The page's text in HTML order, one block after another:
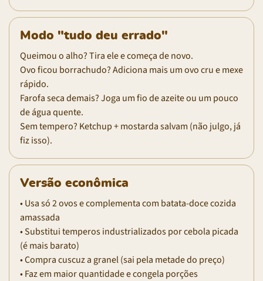
Modo "tudo deu errado"
Queimou o alho? Tira ele e começa de novo.
Ovo ficou borrachudo? Adiciona mais um ovo cru e mexe
rápido.
Farofa seca demais? Joga um fio de azeite ou um pouco
de água quente.
Sem tempero? Ketchup + mostarda salvam (não julgo, já
fiz isso).
Versão econômica
• Usa só 2 ovos e complementa com batata-doce cozida
amassada
• Substitui temperos industrializados por cebola picada
(é mais barato)
• Compra cuscuz a granel (sai pela metade do preço)
• Faz em maior quantidade e congela porções